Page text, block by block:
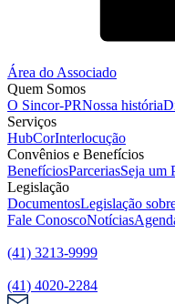
Área do Associado
Quem Somos
O Sincor-PRNossa história
Serviços
HubCorInterlocução
Convênios e Benefícios
BenefíciosParceriasSeja um
Legislação
DocumentosLegislação
Fale ConoscoNotícias
(41) 3213-9999
(41) 4020-2284